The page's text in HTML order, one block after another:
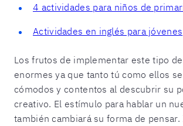
4 actividades para niños de
Actividades en inglés para jóvenes
Los frutos de implementar este tipo
enormes ya que tanto tú como ellos
cómodos y contentos al descubrir su
creativo. El estímulo para hablar un
también cambiará su forma de